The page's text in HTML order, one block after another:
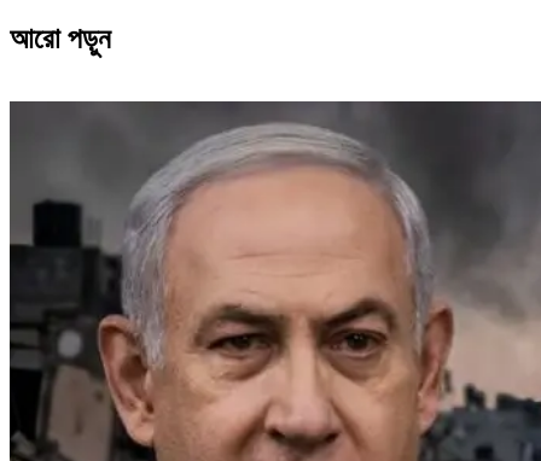
আরো পড়ুন